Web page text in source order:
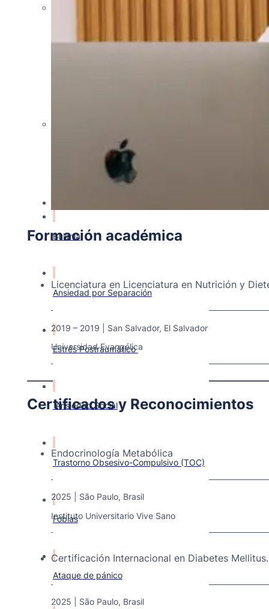
Nutricionista Génesis Ramírez
NUTRICIONISTA
Bulimia
Ansiedad por Separación
Estrés Postraumático
Ansiedad Social
Trastorno Obsesivo-Compulsivo (TOC)
Fobias
Ataque de pánico
Formación académica
Licenciatura en Licenciatura en Nutrición y
2019 – 2019 | San Salvador, El Salvador
Universidad Evangélica
Certificados y Reconocimientos
Endocrinología Metabólica
2025 | São Paulo, Brasil
Instituto Universitario Vive Sano
Certificación Internacional en Diabetes Mellitus.
2025 | São Paulo, Brasil